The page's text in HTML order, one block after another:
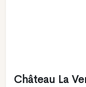
Château La